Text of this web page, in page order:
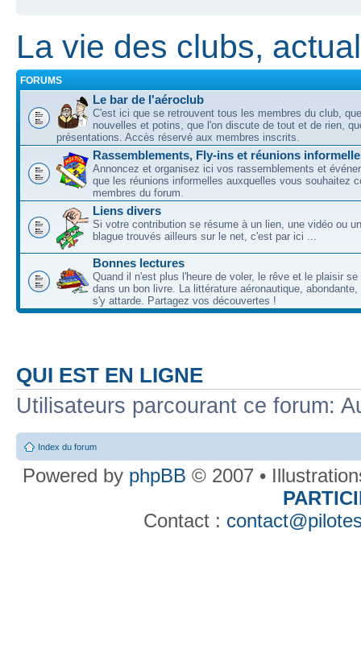
La vie des clubs,
FORUMS
Le bar de l'aéroclub
C'est ici que se retrouvent tous les membres du club,
nouvelles et potins, que l'on discute de tout et de rien,
présentations. Accès réservé aux membres inscrits.
Rassemblements, Fly-ins et réunions
Annoncez et organisez ici vos rassemblements et
que les réunions informelles auxquelles vous souhaitez
membres du forum.
Liens divers
Si votre contribution se résume à un lien, une vidéo ou
blague trouvés ailleurs sur le net, c'est par ici ...
Bonnes lectures
Quand il n'est plus l'heure de voler, le rêve et le plaisir se
dans un bon livre. La littérature aéronautique, abondante,
s'y attarde. Partagez vos découvertes !
QUI EST EN LIGNE
Utilisateurs parcourant ce forum:
Index du forum
Powered by phpBB © 2007 •
Contact :